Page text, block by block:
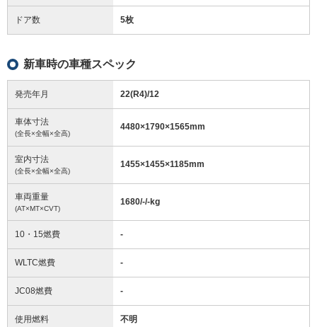
ドア数 5枚
新車時の車種スペック
発売年月 22(R4)/12
車体寸法
(全長×全幅×全高)
4480×1790×1565mm
室内寸法
(全長×全幅×全高)
1455×1455×1185mm
車両重量
(AT×MT×CVT)
1680/-/-kg
10・15燃費 -
WLTC燃費 -
JC08燃費 -
使用燃料 不明